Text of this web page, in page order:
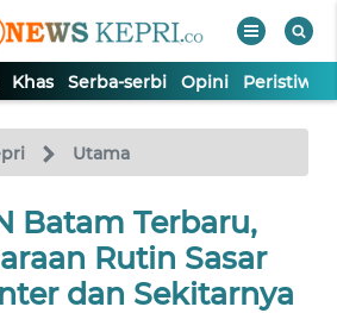
Khas Serba-serbi Opini Peristiwa
Utama
Batam Terbaru,
Rutin Sasar
dan Sekitarnya